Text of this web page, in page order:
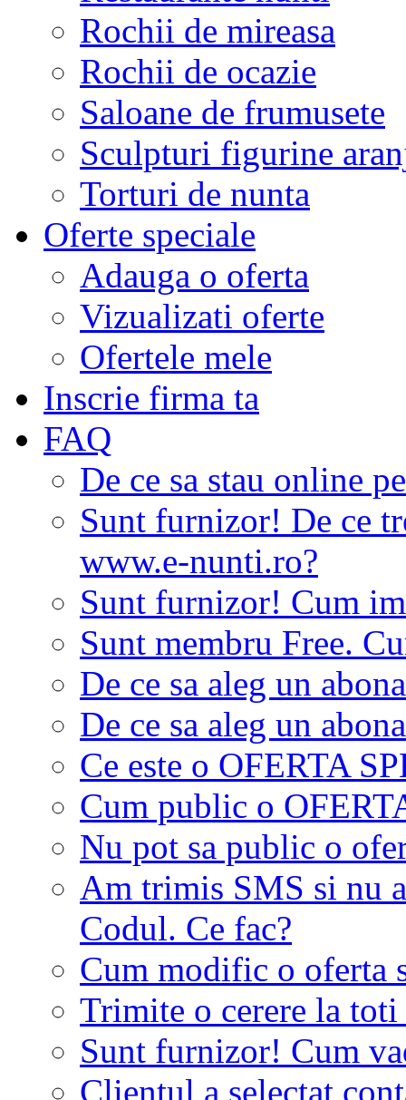
Rochii de mireasa
Rochii de ocazie
Saloane de frumusete
Sculpturi figurine
Torturi de nunta
Oferte speciale
Adauga o oferta
Vizualizati oferte
Ofertele mele
Inscrie firma ta
FAQ
De ce sa stau online
Sunt furnizor! De ce
www.e-nunti.ro?
Sunt furnizor! Cum
Sunt membru Free.
De ce sa aleg un
De ce sa aleg un
Ce este o OFERTA
Cum public o
Nu pot sa public o
Am trimis SMS si nu
Codul. Ce fac?
Cum modific o oferta
Trimite o cerere la
Sunt furnizor! Cum
Clientul a selectat